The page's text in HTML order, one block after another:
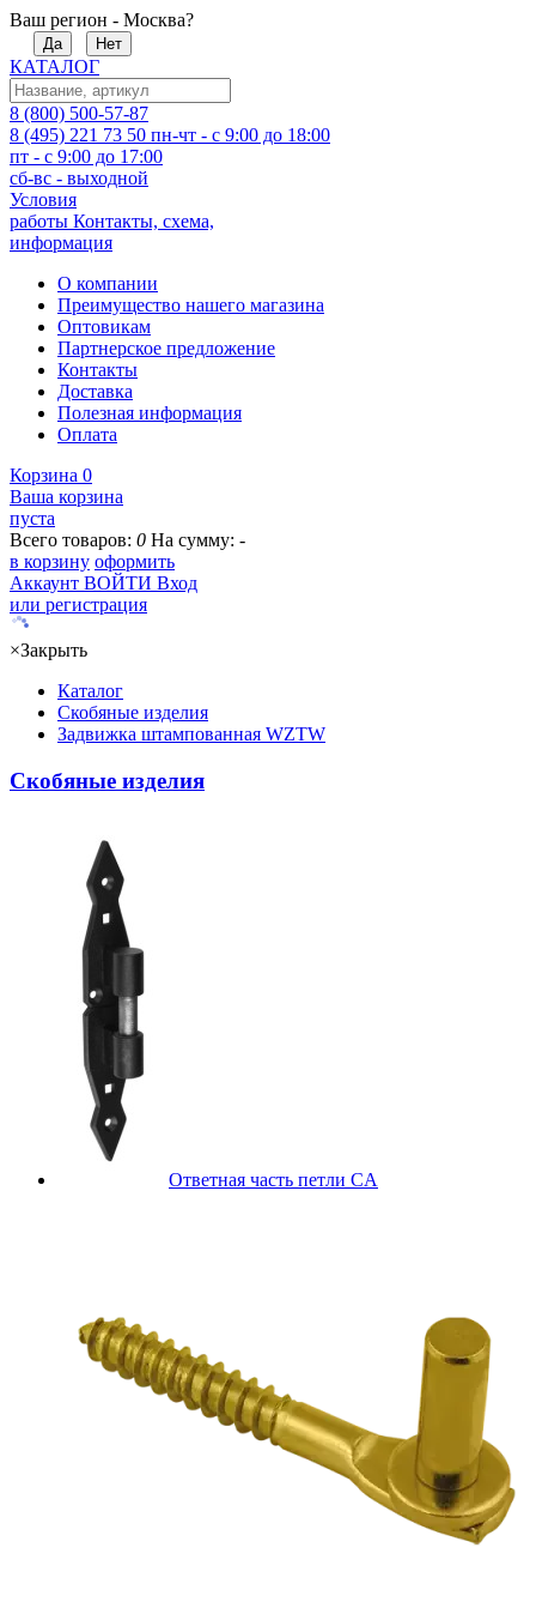
Ваш регион - Москва?
Да Нет
КАТАЛОГ
8 (800) 500-57-87
8 (495) 221 73 50 пн-чт - с 9:00 до 18:00
пт - с 9:00 до 17:00
сб-вс - выходной
Условия
работы Контакты, схема,
информация
О компании
Преимущество нашего магазина
Оптовикам
Партнерское предложение
Контакты
Доставка
Полезная информация
Оплата
Корзина 0
Ваша корзина
пуста
Всего товаров: 0 На сумму: -
в корзину оформить
Аккаунт ВОЙТИ Вход
или регистрация
×Закрыть
Каталог
Скобяные изделия
Задвижка штампованная WZTW
Скобяные изделия
Ответная часть петли CA